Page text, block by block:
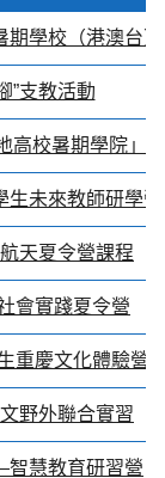
學校（港澳台）
”支教活動
高校暑期學院」
未來教師研學營
天夏令營課程
會實踐夏令營
重慶文化體驗營
野外聯合實習
慧教育研習營